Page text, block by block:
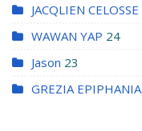
JACQLIEN CELOSSE
WAWAN YAP 24
Jason 23
GREZIA EPIPHANIA